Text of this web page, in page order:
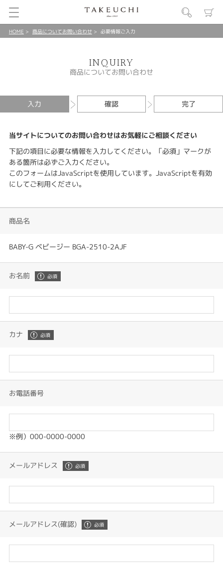
HOME 商品についてお問い合わせ 必要情報ご入力
INQUIRY
商品についてお問い合わせ
入力 確認 完了
当サイトについてのお問い合わせはお気軽にご相談ください
下記の項目に必要な情報を入力してください。「必須」マークが
ある箇所は必ずご入力ください。
このフォームはJavaScriptを使用しています。JavaScriptを有効
にしてご利用ください。
商品名
BABY-G ベビージー BGA-2510-2AJF
お名前
カナ
お電話番号
※例）000-0000-0000
メールアドレス
メールアドレス(確認)